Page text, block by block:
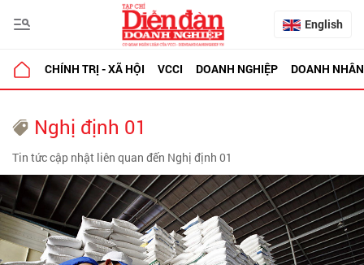
English
CHÍNH TRỊ - XÃ HỘI VCCI DOANH NGHIỆP DOANH NHÂN
Nghị định 01
Tin tức cập nhật liên quan đến Nghị định 01